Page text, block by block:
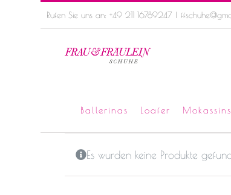
Rufen Sie uns an: +49 211 16789247 |
Ballerinas Loafer Mokassins
Es wurden keine Produkte